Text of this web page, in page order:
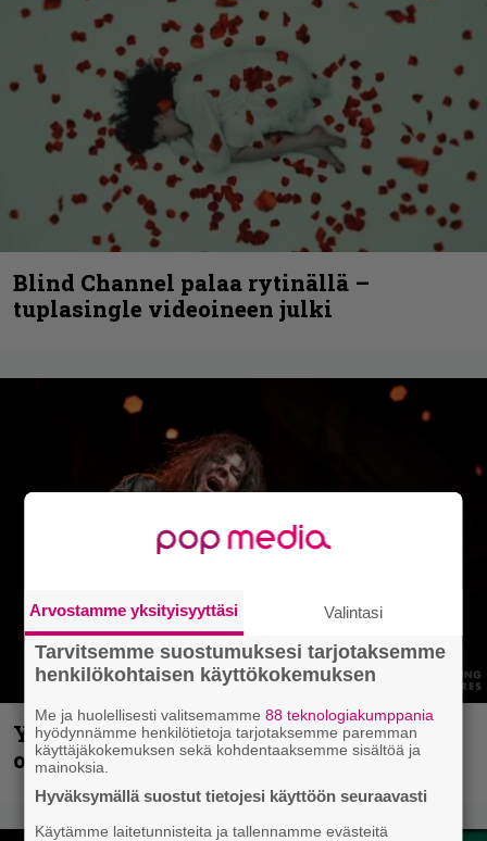
Blind Channel palaa rytinällä –
tuplasingle videoineen julki
Yngwie Malmsteen iskee jälleen – Now
or Never -single tulevalta levyltä julki
Arvostamme yksityisyyttäsi Valintasi
Tarvitsemme suostumuksesi tarjotaksemme
henkilökohtaisen käyttökokemuksen
Me ja huolellisesti valitsemamme88 teknologiakumppania
hyödynnämme henkilötietoja tarjotaksemme paremman
käyttäjäkokemuksen sekä kohdentaaksemme sisältöä ja
mainoksia.
Hyväksymällä suostut tietojesi käyttöön seuraavasti
Käytämme laitetunnisteita ja tallennamme evästeitä